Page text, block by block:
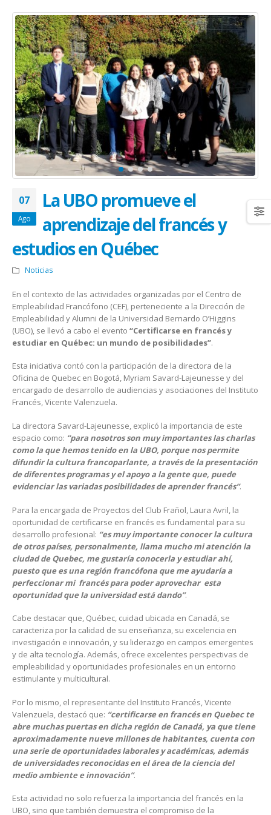
07
Ago
La UBO promueve el
aprendizaje del francés y
estudios en Québec
Noticias
En el contexto de las actividades organizadas por el Centro de
Empleabilidad Francófono (CEF), perteneciente a la Dirección de
Empleabilidad y Alumni de la Universidad Bernardo O’Higgins
(UBO), se llevó a cabo el evento “Certificarse en francés y
estudiar en Québec: un mundo de posibilidades”.
Esta iniciativa contó con la participación de la directora de la
Oficina de Quebec en Bogotá, Myriam Savard-Lajeunesse y del
encargado de desarrollo de audiencias y asociaciones del Instituto
Francés, Vicente Valenzuela.
La directora Savard-Lajeunesse, explicó la importancia de este
espacio como: “para nosotros son muy importantes las charlas
como la que hemos tenido en la UBO, porque nos permite
difundir la cultura francoparlante, a través de la presentación
de diferentes programas y el apoyo a la gente que, puede
evidenciar las variadas posibilidades de aprender francés”.
Para la encargada de Proyectos del Club Frañol, Laura Avril, la
oportunidad de certificarse en francés es fundamental para su
desarrollo profesional: “es muy importante conocer la cultura
de otros países, personalmente, llama mucho mi atención la
ciudad de Quebec, me gustaría conocerla y estudiar ahí,
puesto que es una región francófona que me ayudaría a
perfeccionar mi francés para poder aprovechar esta
oportunidad que la universidad está dando”.
Cabe destacar que, Québec, cuidad ubicada en Canadá, se
caracteriza por la calidad de su enseñanza, su excelencia en
investigación e innovación, y su liderazgo en campos emergentes
y de alta tecnología. Además, ofrece excelentes perspectivas de
empleabilidad y oportunidades profesionales en un entorno
estimulante y multicultural.
Por lo mismo, el representante del Instituto Francés, Vicente
Valenzuela, destacó que: “certificarse en francés en Quebec te
abre muchas puertas en dicha región de Canadá, ya que tiene
aproximadamente nueve millones de habitantes, cuenta con
una serie de oportunidades laborales y académicas, además
de universidades reconocidas en el área de la ciencia del
medio ambiente e innovación”.
Esta actividad no solo refuerza la importancia del francés en la
UBO, sino que también demuestra el compromiso de la